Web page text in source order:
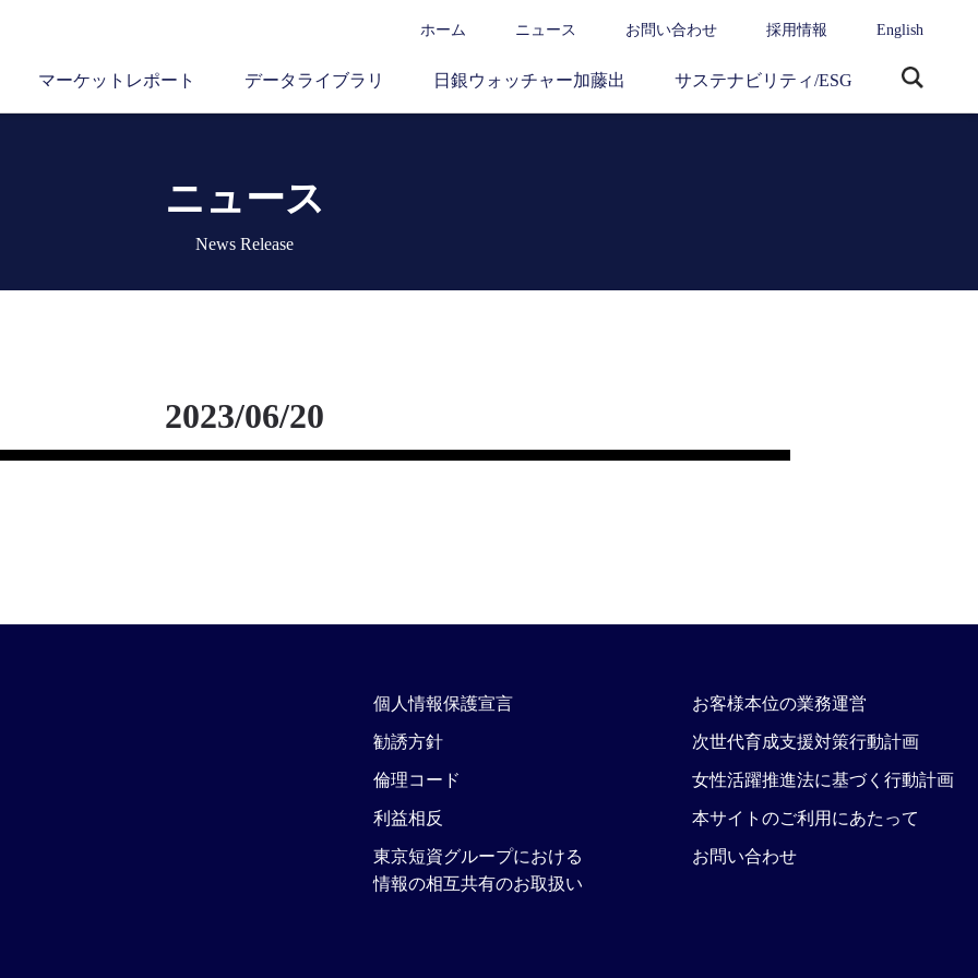
ホーム ニュース お問い合わせ 採用情報 English
マーケットレポート データライブラリ 日銀ウォッチャー加藤出 サステナビリティ/ESG
ニュース
News Release
2023/06/20
個人情報保護宣言
勧誘方針
倫理コード
利益相反
東京短資グループにおける
情報の相互共有のお取扱い
お客様本位の業務運営
次世代育成支援対策行動計画
女性活躍推進法に基づく行動計画
本サイトのご利用にあたって
お問い合わせ